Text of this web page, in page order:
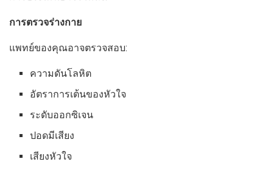
การตรวจร่างกาย
แพทย์ของคุณอาจตรวจสอบ:
ความดันโลหิต
อัตราการเต้นของหัวใจ
ระดับออกซิเจน
ปอดมีเสียง
เสียงหัวใจ